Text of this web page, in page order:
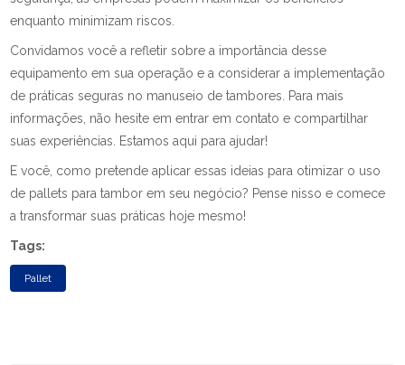
enquanto minimizam riscos.
Convidamos você a refletir sobre a importância desse
equipamento em sua operação e a considerar a implementação
de práticas seguras no manuseio de tambores. Para mais
informações, não hesite em entrar em contato e compartilhar
suas experiências. Estamos aqui para ajudar!
E você, como pretende aplicar essas ideias para otimizar o uso
de pallets para tambor em seu negócio? Pense nisso e comece
a transformar suas práticas hoje mesmo!
Tags:
Pallet